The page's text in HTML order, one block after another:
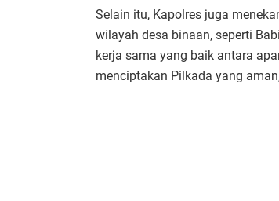
Selain itu, Kapolres juga
wilayah desa binaan, seperti
kerja sama yang baik antara
menciptakan Pilkada yang